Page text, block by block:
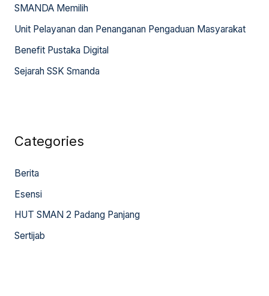
o
r
:
SMANDA Memilih
Unit Pelayanan dan Penanganan Pengaduan Masyarakat
Benefit Pustaka Digital
Sejarah SSK Smanda
Categories
Berita
Esensi
HUT SMAN 2 Padang Panjang
Sertijab